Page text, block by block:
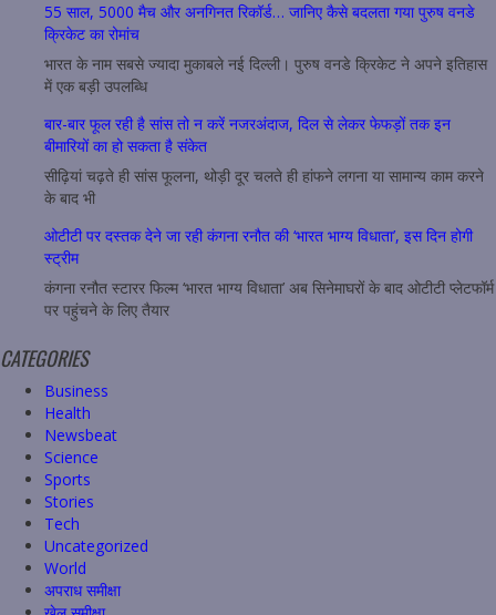
55 साल, 5000 मैच और अनगिनत रिकॉर्ड… जानिए कैसे बदलता गया पुरुष वनडे
क्रिकेट का रोमांच
भारत के नाम सबसे ज्यादा मुकाबले नई दिल्ली। पुरुष वनडे क्रिकेट ने अपने इतिहास
में एक बड़ी उपलब्धि
बार-बार फूल रही है सांस तो न करें नजरअंदाज, दिल से लेकर फेफड़ों तक इन
बीमारियों का हो सकता है संकेत
सीढ़ियां चढ़ते ही सांस फूलना, थोड़ी दूर चलते ही हांफने लगना या सामान्य काम करने
के बाद भी
ओटीटी पर दस्तक देने जा रही कंगना रनौत की ‘भारत भाग्य विधाता’, इस दिन होगी
स्ट्रीम
कंगना रनौत स्टारर फिल्म ‘भारत भाग्य विधाता’ अब सिनेमाघरों के बाद ओटीटी प्लेटफॉर्म
पर पहुंचने के लिए तैयार
CATEGORIES
Business
Health
Newsbeat
Science
Sports
Stories
Tech
Uncategorized
World
अपराध समीक्षा